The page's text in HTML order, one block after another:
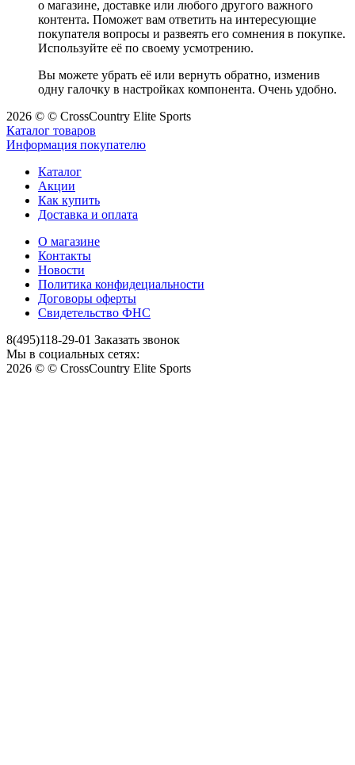
о магазине, доставке или любого другого важного
контента. Поможет вам ответить на интересующие
покупателя вопросы и развеять его сомнения в покупке.
Используйте её по своему усмотрению.
Вы можете убрать её или вернуть обратно, изменив
одну галочку в настройках компонента. Очень удобно.
2026 © © CrossCountry Elite Sports
Каталог товаров
Информация покупателю
Каталог
Акции
Как купить
Доставка и оплата
О магазине
Контакты
Новости
Политика конфидециальности
Договоры оферты
Свидетельство ФНС
8(495)118-29-01 Заказать звонок
Мы в социальных сетях:
2026 © © CrossCountry Elite Sports